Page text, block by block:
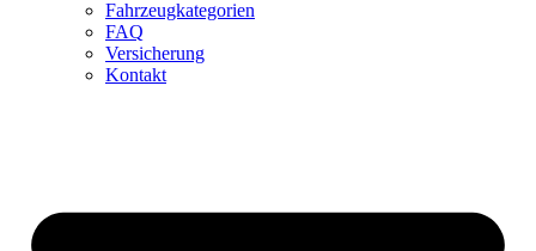
Fahrzeugkategorien
FAQ
Versicherung
Kontakt